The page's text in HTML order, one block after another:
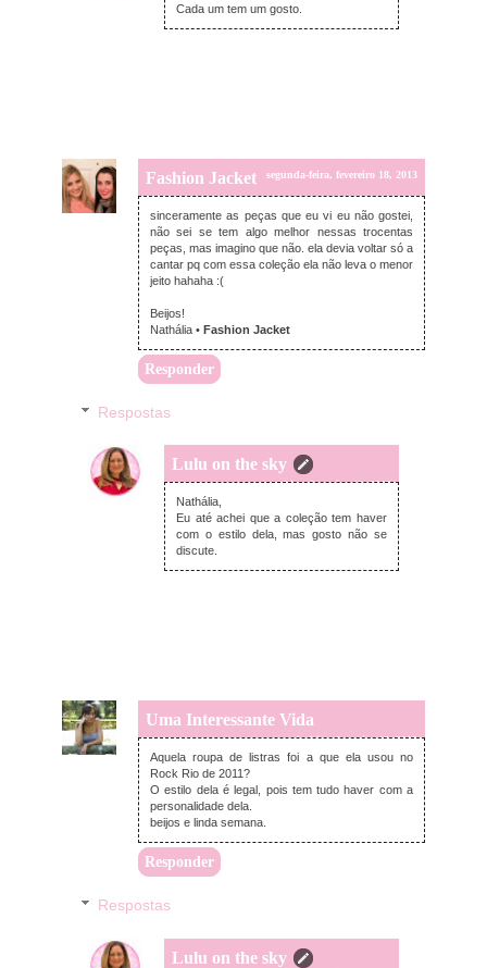
Cada um tem um gosto.
Fashion Jacket segunda-feira, fevereiro 18, 2013
sinceramente as peças que eu vi eu não gostei,
não sei se tem algo melhor nessas trocentas
peças, mas imagino que não. ela devia voltar só a
cantar pq com essa coleção ela não leva o menor
jeito hahaha :(
Beijos!
Nathália • Fashion Jacket
Responder
Respostas
Lulu on the sky
terça-feira, fevereiro 19, 2013
Nathália,
Eu até achei que a coleção tem haver
com o estilo dela, mas gosto não se
discute.
Uma Interessante Vida
segunda-feira, fevereiro 18, 2013
Aquela roupa de listras foi a que ela usou no
Rock Rio de 2011?
O estilo dela é legal, pois tem tudo haver com a
personalidade dela.
beijos e linda semana.
Responder
Respostas
Lulu on the sky